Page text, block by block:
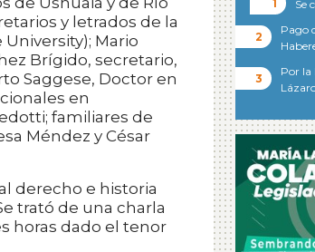
y letrados de la
Mario
Brígido, secretario,
Saggese, Doctor en
en
familiares de
Méndez y César
derecho e historia
trató de una charla
horas dado el tenor
Se
Pago
Por la